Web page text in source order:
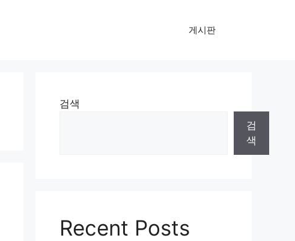
게시판
검색
검
색
Recent Posts